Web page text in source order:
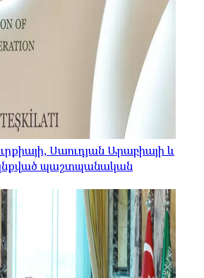
Սաուդյան Արաբիայի և
պաշտպանական